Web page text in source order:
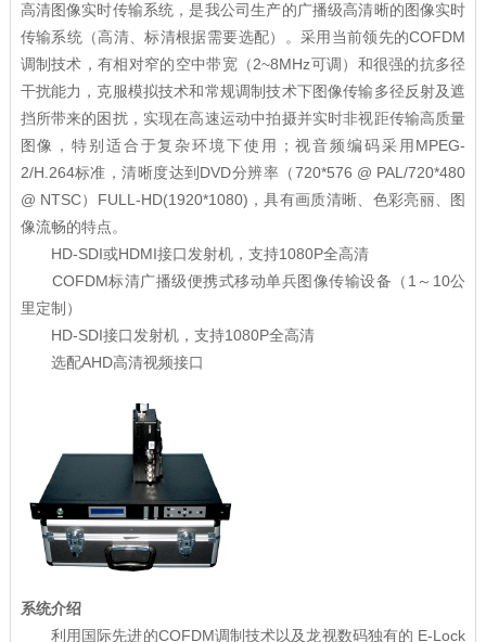
高清图像实时传输系统，是我公司生产的广播级高清晰的图像实时
传输系统（高清、标清根据需要选配）。采用当前领先的COFDM
调制技术，有相对窄的空中带宽（2~8MHz可调）和很强的抗多径
干扰能力，克服模拟技术和常规调制技术下图像传输多径反射及遮
挡所带来的困扰，实现在高速运动中拍摄并实时非视距传输高质量
图像，特别适合于复杂环境下使用；视音频编码采用MPEG-
2/H.264标准，清晰度达到DVD分辨率（720*576 @ PAL/720*480
@ NTSC）FULL-HD(1920*1080)，具有画质清晰、色彩亮丽、图
像流畅的特点。
HD-SDI或HDMI接口发射机，支持1080P全高清
COFDM标清广播级便携式移动单兵图像传输设备（1～10公
里定制）
HD-SDI接口发射机，支持1080P全高清
选配AHD高清视频接口
系统介绍
利用国际先进的COFDM调制技术以及龙视数码独有的 E-Lock